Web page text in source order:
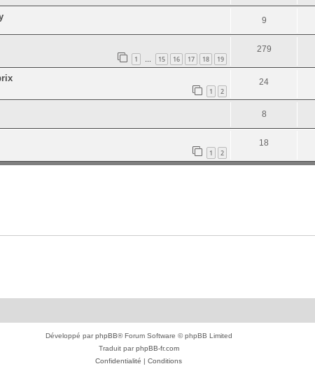
9
1 … 15 16 17 18 19
279
1 2
24
8
1 2
18
Développé parphpBB® Forum Software © phpBB Limited
Traduit parphpBB-fr.com
Confidentialité
Conditions